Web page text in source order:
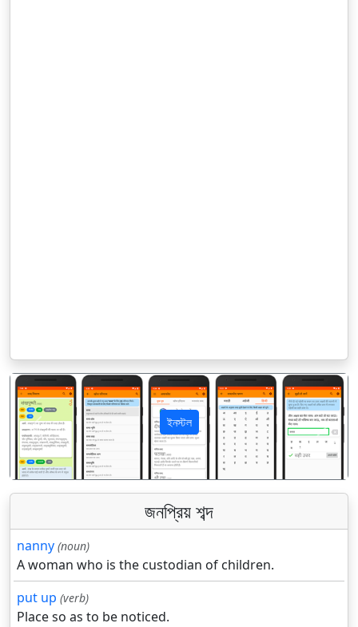
ইনস্টল
पिछला अगला
জনপ্রিয় শব্দ
nanny (noun)
A woman who is the custodian of children.
put up (verb)
Place so as to be noticed.